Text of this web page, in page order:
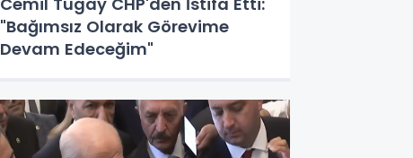
"Bağımsız Olarak Görevime
Devam Edeceğim"